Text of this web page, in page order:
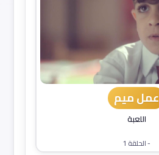
عمل ميم
اللعبة
- الحلقة 1